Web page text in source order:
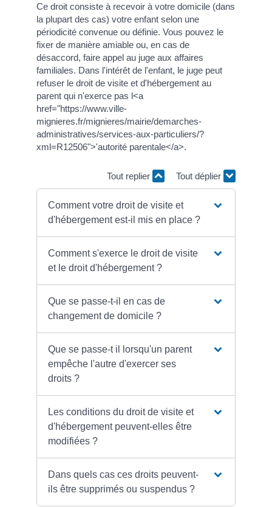
Ce droit consiste à recevoir à votre domicile (dans
la plupart des cas) votre enfant selon une
périodicité convenue ou définie. Vous pouvez le
fixer de manière amiable ou, en cas de
désaccord, faire appel au juge aux affaires
familiales. Dans l'intérêt de l'enfant, le juge peut
refuser le droit de visite et d'hébergement au
parent qui n'exerce pas l<a
href="https://www.ville-
mignieres.fr/mignieres/mairie/demarches-
administratives/services-aux-particuliers/?
xml=R12506">'autorité parentale</a>.
Tout replier Tout déplier
Comment votre droit de visite et
d'hébergement est-il mis en place ?
Comment s'exerce le droit de visite
et le droit d'hébergement ?
Que se passe-t-il en cas de
changement de domicile ?
Que se passe-t il lorsqu'un parent
empêche l'autre d'exercer ses
droits ?
Les conditions du droit de visite et
d'hébergement peuvent-elles être
modifiées ?
Dans quels cas ces droits peuvent-
ils être supprimés ou suspendus ?